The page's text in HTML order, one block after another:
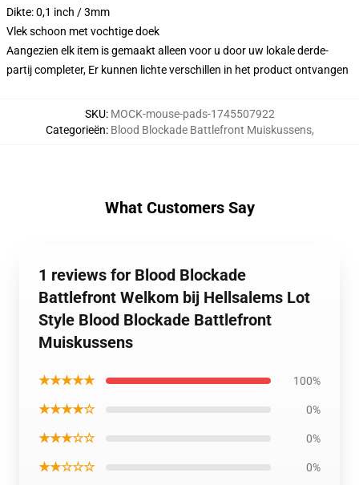
Dikte: 0,1 inch / 3mm
Vlek schoon met vochtige doek
Aangezien elk item is gemaakt alleen voor u door uw lokale derde-
partij completer, Er kunnen lichte verschillen in het product ontvangen
SKU: MOCK-mouse-pads-1745507922
Categorieën: Blood Blockade Battlefront Muiskussens,
What Customers Say
1 reviews for Blood Blockade
Battlefront Welkom bij Hellsalems Lot
Style Blood Blockade Battlefront
Muiskussens
★★★★★ 100%
★★★★☆ 0%
★★★☆☆ 0%
★★☆☆☆ 0%